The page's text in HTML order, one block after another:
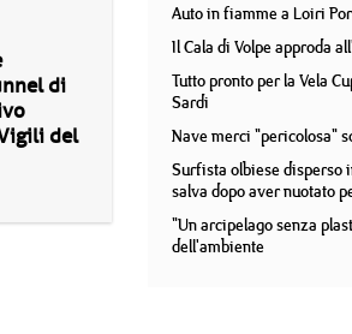
di
del
Auto in fiamme a Loiri
Il Cala di Volpe approda
Tutto pronto per la Vela
Sardi
Nave merci "pericolosa"
Surfista olbiese disperso
salva dopo aver nuotato
"Un arcipelago senza
dell'ambiente